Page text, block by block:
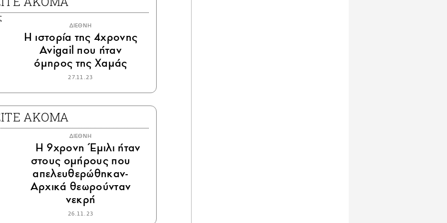
ΔΙΕΘΝΗ
Η ιστορία της 4χρονης
Avigail που ήταν
όμηρος της Χαμάς
27.11.23
ΑΚΟΜΑ
ΔΙΕΘΝΗ
Η 9χρονη Έμιλι ήταν
στους ομήρους που
απελευθερώθηκαν-
Αρχικά θεωρούνταν
νεκρή
26.11.23